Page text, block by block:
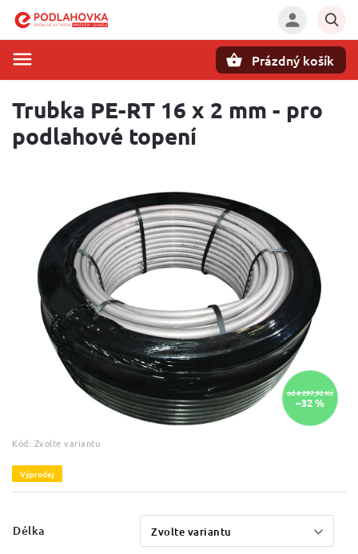
Prázdný košík
Trubka PE-RT 16 x 2 mm - pro
podlahové topení
od 4 297,92 Kč
–32 %
Kód: Zvolte variantu
Výprodej
Délka